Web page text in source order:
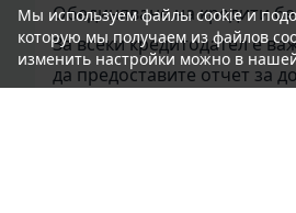
Обединяване на кредити
За всеки кредитодател е
да предоставите отчет за
Мы используем файлыcookieи
которую мы получаем из файлов
изменить настройки можно в